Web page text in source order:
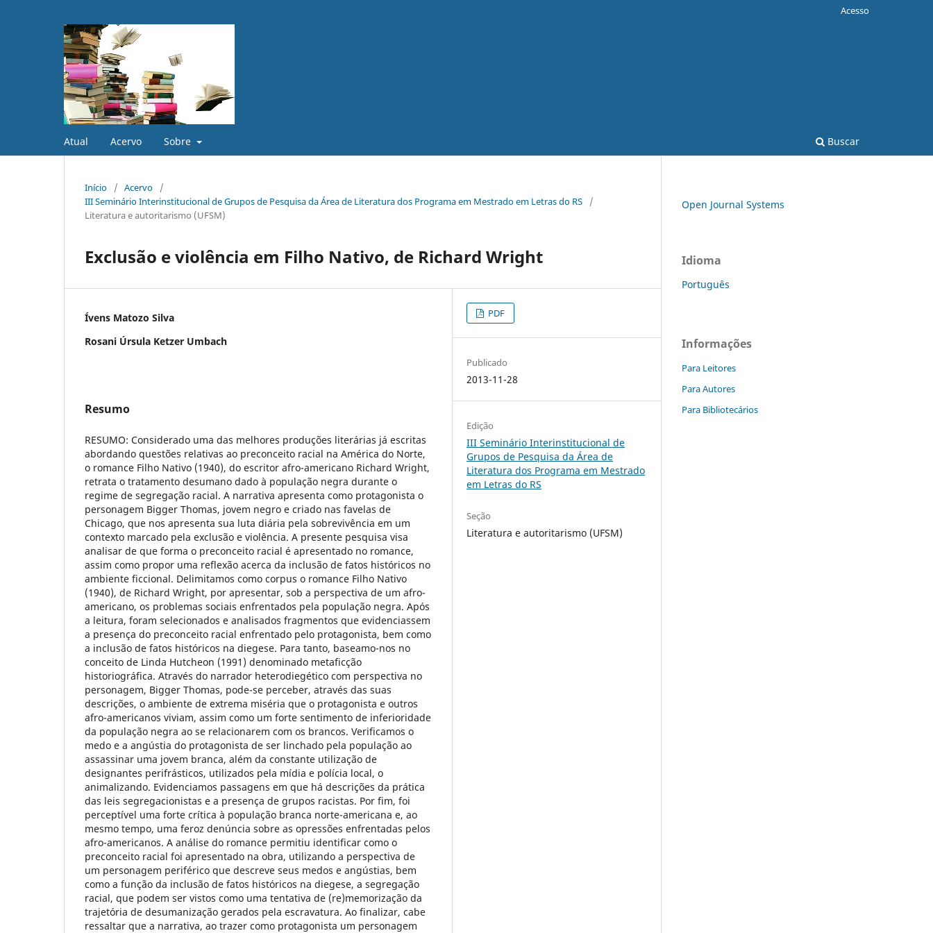
Atual Acervo Sobre Buscar
Acesso
Início / Acervo
/
III Seminário Interinstitucional de Grupos de Pesquisa da Área de Literatura dos Programa em Mestrado em Letras do RS
/
Literatura e autoritarismo (UFSM)
Exclusão e violência em Filho Nativo, de Richard Wright
Ívens Matozo Silva
Rosani Úrsula Ketzer Umbach
Resumo
RESUMO: Considerado uma das melhores produções literárias já escritas
abordando questões relativas ao preconceito racial na América do Norte,
o romance Filho Nativo (1940), do escritor afro-americano Richard Wright,
retrata o tratamento desumano dado à população negra durante o
regime de segregação racial. A narrativa apresenta como protagonista o
personagem Bigger Thomas, jovem negro e criado nas favelas de
Chicago, que nos apresenta sua luta diária pela sobrevivência em um
contexto marcado pela exclusão e violência. A presente pesquisa visa
analisar de que forma o preconceito racial é apresentado no romance,
assim como propor uma reflexão acerca da inclusão de fatos históricos no
ambiente ficcional. Delimitamos como corpus o romance Filho Nativo
(1940), de Richard Wright, por apresentar, sob a perspectiva de um afro-
americano, os problemas sociais enfrentados pela população negra. Após
a leitura, foram selecionados e analisados fragmentos que evidenciassem
a presença do preconceito racial enfrentado pelo protagonista, bem como
a inclusão de fatos históricos na diegese. Para tanto, baseamo-nos no
conceito de Linda Hutcheon (1991) denominado metaficção
historiográfica. Através do narrador heterodiegético com perspectiva no
personagem, Bigger Thomas, pode-se perceber, através das suas
descrições, o ambiente de extrema miséria que o protagonista e outros
afro-americanos viviam, assim como um forte sentimento de inferioridade
da população negra ao se relacionarem com os brancos. Verificamos o
medo e a angústia do protagonista de ser linchado pela população ao
assassinar uma jovem branca, além da constante utilização de
designantes perifrásticos, utilizados pela mídia e polícia local, o
animalizando. Evidenciamos passagens em que há descrições da prática
das leis segregacionistas e a presença de grupos racistas. Por fim, foi
perceptível uma forte crítica à população branca norte-americana e, ao
mesmo tempo, uma feroz denúncia sobre as opressões enfrentadas pelos
afro-americanos. A análise do romance permitiu identificar como o
preconceito racial foi apresentado na obra, utilizando a perspectiva de
um personagem periférico que descreve seus medos e angústias, bem
como a função da inclusão de fatos históricos na diegese, a segregação
racial, que podem ser vistos como uma tentativa de (re)memorização da
trajetória de desumanização gerados pela escravatura. Ao finalizar, cabe
ressaltar que a narrativa, ao trazer como protagonista um personagem
PDF
Publicado
2013-11-28
Edição
III Seminário Interinstitucional de
Grupos de Pesquisa da Área de
Literatura dos Programa em Mestrado
em Letras do RS
Seção
Literatura e autoritarismo (UFSM)
Open Journal Systems
Idioma
Português
Informações
Para Leitores
Para Autores
Para Bibliotecários